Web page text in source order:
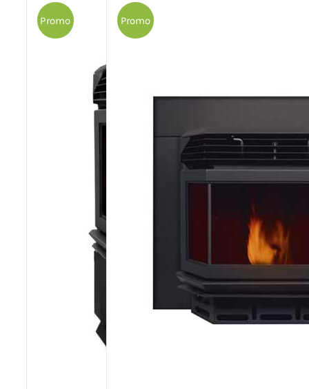
Poêles et chaudières
Conduit de fumées
Promo Promo